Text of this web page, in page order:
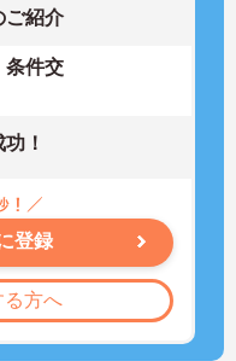
ご紹介
条件交
！
登録
る方へ